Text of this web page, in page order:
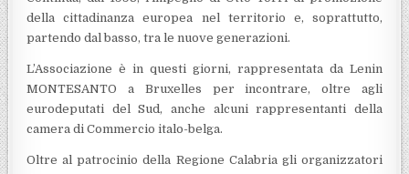
della cittadinanza europea nel territorio e, soprattutto,
partendo dal basso, tra le nuove generazioni.
L’Associazione è in questi giorni, rappresentata da Lenin
MONTESANTO a Bruxelles per incontrare, oltre agli
eurodeputati del Sud, anche alcuni rappresentanti della
camera di Commercio italo-belga.
Oltre al patrocinio della Regione Calabria gli organizzatori